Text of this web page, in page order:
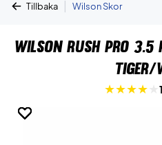
Tillbaka | Wilson Skor
Wilson Rush Pro
Tiger/